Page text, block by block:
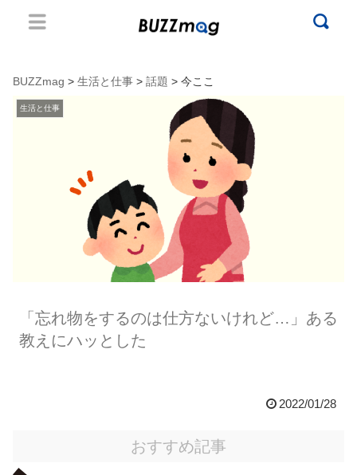
BUZZmag > 生活と仕事 > 話題 > 今ここ
生活と仕事
「忘れ物をするのは仕方ないけれど…」ある
教えにハッとした
2022/01/28
おすすめ記事